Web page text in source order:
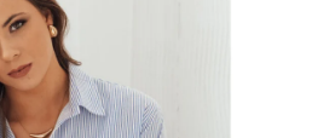
hvězdiček.